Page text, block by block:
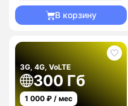
В корзину
3G, 4G, VoLTE
300 Гб
1 000 ₽ / мес